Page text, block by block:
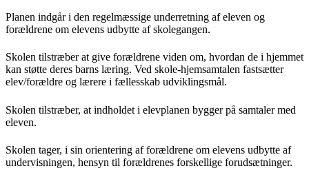
Planen indgår i den regelmæssige underretning af eleven og
forældrene om elevens udbytte af skolegangen.
Skolen tilstræber at give forældrene viden om, hvordan de i hjemmet
kan støtte deres barns læring. Ved skole-hjemsamtalen fastsætter
elev/forældre og lærere i fællesskab udviklingsmål.
Skolen tilstræber, at indholdet i elevplanen bygger på samtaler med
eleven.
Skolen tager, i sin orientering af forældrene om elevens udbytte af
undervisningen, hensyn til forældrenes forskellige forudsætninger.